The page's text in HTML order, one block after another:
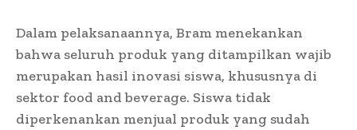
Dalam pelaksanaannya, Bram menekankan
bahwa seluruh produk yang ditampilkan wajib
merupakan hasil inovasi siswa, khususnya di
sektor food and beverage. Siswa tidak
diperkenankan menjual produk yang sudah